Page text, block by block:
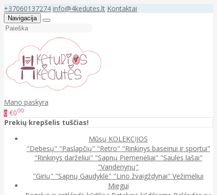
+37060137274 info@4kedutes.lt Kontaktai
Navigacija
Mano paskyra
0 €000
Prekių krepšelis tuščias!
Mūsų KOLEKCIJOS
"Debesų" "Paslapčių" "Retro" "Rinkinys baseinui ir sportui"
"Rinkinys darželiui" "Sapnų Piemenėliai" "Saulės lašai"
"Vandenynų"
"Girių" "Sapnų Gaudyklė" "Lino žvaigždynai" Vežimėliui
Miegui